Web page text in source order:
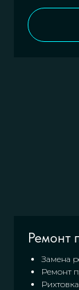
Ремонт
Замена
Ремонт